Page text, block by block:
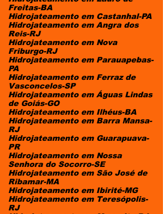
Freitas-BA
Hidrojateamento em Castanhal-PA
Hidrojateamento em Angra dos
Reis-RJ
Hidrojateamento em Nova
Friburgo-RJ
Hidrojateamento em Parauapebas-
PA
Hidrojateamento em Ferraz de
Vasconcelos-SP
Hidrojateamento em Águas Lindas
de Goiás-GO
Hidrojateamento em Ilhéus-BA
Hidrojateamento em Barra Mansa-
RJ
Hidrojateamento em Guarapuava-
PR
Hidrojateamento em Nossa
Senhora do Socorro-SE
Hidrojateamento em São José de
Ribamar-MA
Hidrojateamento em Ibirité-MG
Hidrojateamento em Teresópolis-
RJ